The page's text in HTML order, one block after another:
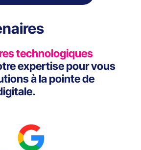
technologiques
expertise pour vous
à la pointe de